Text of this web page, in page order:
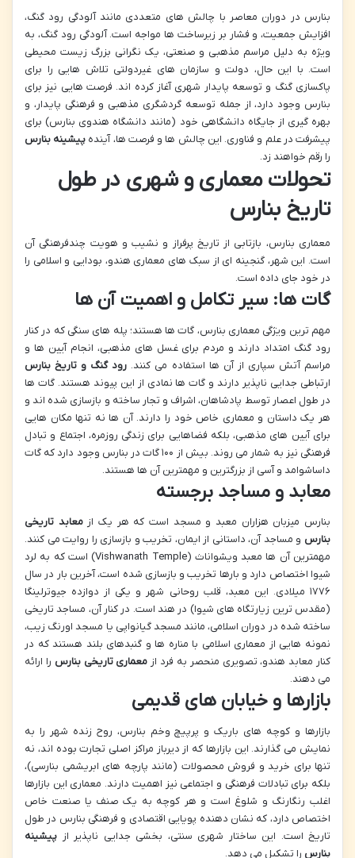
بنارس در دوران معاصر با چالش های متعددی مانند آلودگی رود گنگ،
افزایش جمعیت، و فشار بر زیرساخت ها مواجه است. آلودگی رود گنگ، به
ویژه به دلیل مراسم مذهبی و صنعتی، یک نگرانی بزرگ زیست محیطی
است. با این حال، دولت و سازمان های غیردولتی تلاش هایی را برای
پاکسازی گنگ و توسعه پایدار شهری آغاز کرده اند. فرصت هایی نیز برای
بنارس وجود دارد، از جمله توسعه گردشگری مذهبی و فرهنگی پایدار، و
بهره گیری از جایگاه دانشگاهی خود (مانند دانشگاه هندوی بنارس) برای
پیشرفت در علم و فناوری. این چالش ها و فرصت ها، آینده پیشینه بنارس
را رقم خواهند زد.
تحولات معماری و شهری در طول
تاریخ بنارس
معماری بنارس، بازتابی از تاریخ پرفراز و نشیب و هویت چندفرهنگی آن
است. این شهر، گنجینه ای از سبک های معماری هندو، بودایی و اسلامی را
در خود جای داده است.
گات ها: سیر تکامل و اهمیت آن ها
مهم ترین ویژگی معماری بنارس، گات ها هستند؛ پله های سنگی که در کنار
رود گنگ امتداد دارند و مردم برای غسل های مذهبی، انجام آیین ها و
مراسم آتش سپاری از آن ها استفاده می کنند. رود گنگ و تاریخ بنارس
ارتباطی جدایی ناپذیر دارند و گات ها نمادی از این پیوند هستند. گات ها
در طول اعصار توسط پادشاهان، اشراف و تجار ساخته و بازسازی شده اند و
هر یک داستان و معماری خاص خود را دارند. آن ها نه تنها مکان هایی
برای آیین های مذهبی، بلکه فضاهایی برای زندگی روزمره، اجتماع و تبادل
فرهنگی نیز به شمار می روند. بیش از ۱۰۰ گات در بنارس وجود دارد که گات
داساشوامد و آسی از بزرگترین و مهمترین آن ها هستند.
معابد و مساجد برجسته
بنارس میزبان هزاران معبد و مسجد است که هر یک ازمعابد تاریخی
بنارس و مساجد آن، داستانی از ایمان، تخریب و بازسازی را روایت می کنند.
مهمترین آن ها معبد ویشواناث (Vishwanath Temple) است که به لرد
شیوا اختصاص دارد و بارها تخریب و بازسازی شده است، آخرین بار در سال
۱۷۷۶ میلادی. این معبد، قلب روحانی شهر و یکی از دوازده جیوترلینگا
(مقدس ترین زیارتگاه های شیوا) در هند است. در کنار آن، مساجد تاریخی
ساخته شده در دوران اسلامی، مانند مسجد گیانواپی یا مسجد اورنگ زیب،
نمونه هایی از معماری اسلامی با مناره ها و گنبدهای بلند هستند که در
کنار معابد هندو، تصویری منحصر به فرد از معماری تاریخی بنارس را ارائه
می دهند.
بازارها و خیابان های قدیمی
بازارها و کوچه های باریک و پرپیچ وخم بنارس، روح زنده شهر را به
نمایش می گذارند. این بازارها که از دیرباز مراکز اصلی تجارت بوده اند، نه
تنها برای خرید و فروش محصولات (مانند پارچه های ابریشمی بنارسی)،
بلکه برای تبادلات فرهنگی و اجتماعی نیز اهمیت دارند. معماری این بازارها
اغلب رنگارنگ و شلوغ است و هر کوچه به یک صنف یا صنعت خاص
اختصاص دارد، که نشان دهنده پویایی اقتصادی و فرهنگی بنارس در طول
تاریخ است. این ساختار شهری سنتی، بخشی جدایی ناپذیر از پیشینه
بنارس را تشکیل می دهد.